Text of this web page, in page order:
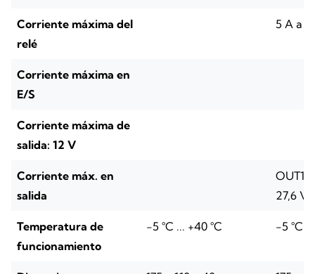
Corriente máxima del
relé
5 A a
Corriente máxima en
E/S
Corriente máxima de
salida: 12 V
Corriente máx. en
salida
OUT1
27,6 V
Temperatura de
funcionamiento
-5 °C ... +40 °C -5 °C